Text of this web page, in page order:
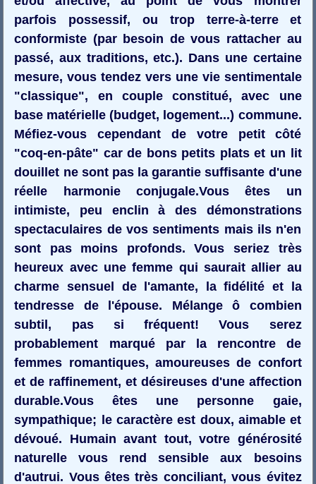
parfois possessif, ou trop terre-à-terre et
conformiste (par besoin de vous rattacher au
passé, aux traditions, etc.). Dans une certaine
mesure, vous tendez vers une vie sentimentale
"classique", en couple constitué, avec une
base matérielle (budget, logement...) commune.
Méfiez-vous cependant de votre petit côté
"coq-en-pâte" car de bons petits plats et un lit
douillet ne sont pas la garantie suffisante d'une
réelle harmonie conjugale.Vous êtes un
intimiste, peu enclin à des démonstrations
spectaculaires de vos sentiments mais ils n'en
sont pas moins profonds. Vous seriez très
heureux avec une femme qui saurait allier au
charme sensuel de l'amante, la fidélité et la
tendresse de l'épouse. Mélange ô combien
subtil, pas si fréquent! Vous serez
probablement marqué par la rencontre de
femmes romantiques, amoureuses de confort
et de raffinement, et désireuses d'une affection
durable.Vous êtes une personne gaie,
sympathique; le caractère est doux, aimable et
dévoué. Humain avant tout, votre générosité
naturelle vous rend sensible aux besoins
d'autrui. Vous êtes très conciliant, vous évitez